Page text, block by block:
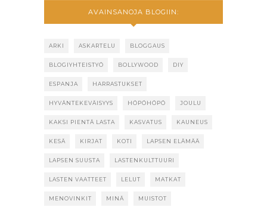
AVAINSANOJA BLOGIIN:
ARKI ASKARTELU BLOGGAUS
BLOGIYHTEISTYÖ BOLLYWOOD DIY
ESPANJA HARRASTUKSET
HYVÄNTEKEVÄISYYS HÖPÖHÖPÖ JOULU
KAKSI PIENTÄ LASTA KASVATUS KAUNEUS
KESÄ KIRJAT KOTI LAPSEN ELÄMÄÄ
LAPSEN SUUSTA LASTENKULTTUURI
LASTEN VAATTEET LELUT MATKAT
MENOVINKIT MINÄ MUISTOT